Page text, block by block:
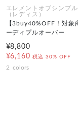
エレメントオブシンプ
（レディス）
【3buy40%OFF！対象
ーディプルオーバー
¥8,800
¥6,160 税込 30% OFF
2 colors